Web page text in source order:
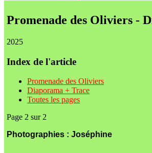
Promenade des Oliviers -
2025
Index de l'article
Promenade des Oliviers
Diaporama + Trace
Toutes les pages
Page 2 sur 2
Photographies : Joséphine